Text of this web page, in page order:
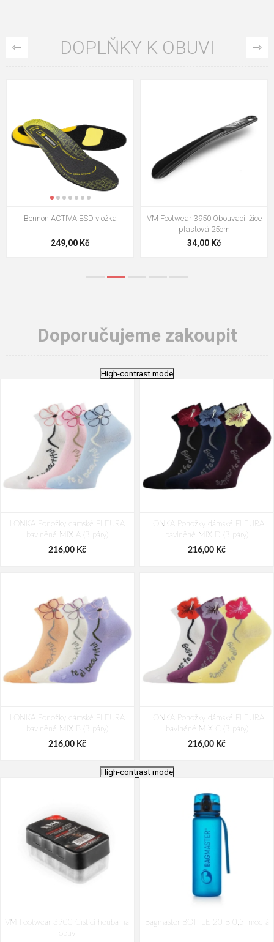
DOPLŇKY K OBUVI
VM Footwear 3009 Vkládací stélka
124,00 Kč
VM Footwear 3102 Tkaničky
ploché
18,70 Kč
Doporučujeme zakoupit
High-contrast mode
LONKA Ponožky dámské FLEURA
bavlněné MIX A (3 páry)
216,00 Kč
LONKA Ponožky dámské FLEURA
bavlněné MIX D (3 páry)
216,00 Kč
LONKA Ponožky dámské FLEURA
bavlněné MIX B (3 páry)
216,00 Kč
LONKA Ponožky dámské FLEURA
bavlněné MIX C (3 páry)
216,00 Kč
bavlněné FAXI mix A (3 páry)
210,00 Kč
bavlněné FAXI mix B (3 páry)
High-contrast mode
VM Footwear 3900 Čistící houba na
obuv
Bagmaster BOTTLE 20 B 0,5l modrá